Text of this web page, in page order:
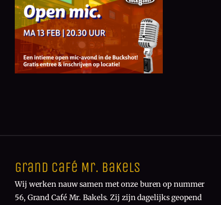
Grand Café Mr. Bakels
Wij werken nauw samen met onze buren op nummer
56, Grand Café Mr. Bakels. Zij zijn dagelijks geopend